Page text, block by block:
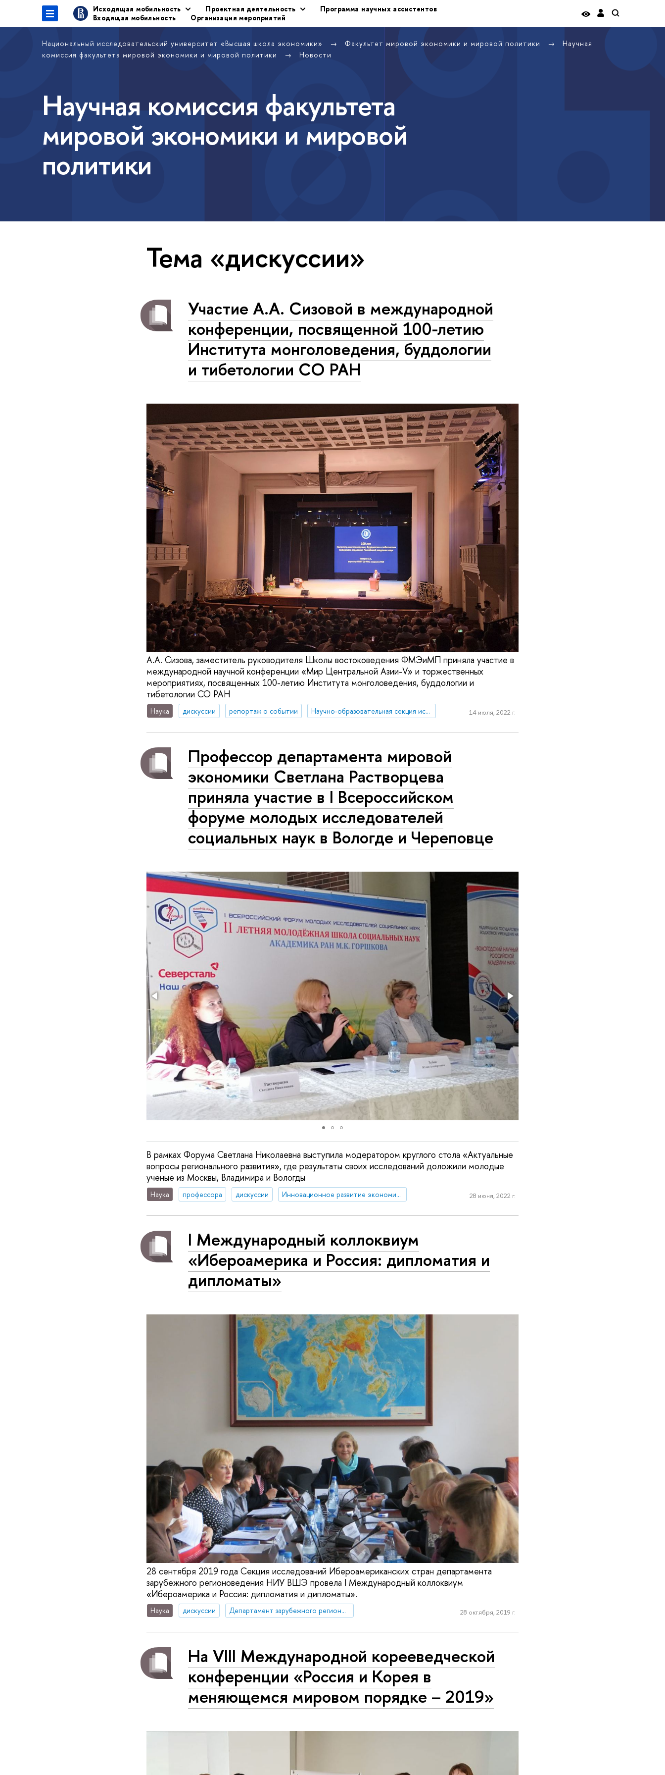
Исходящая мобильность Проектная деятельность
Программа научных ассистентов
Входящая мобильность
Организация мероприятий
Национальный исследовательский университет «Высшая школа экономики» Факультет мировой экономики и мировой политики
Научная
комиссия факультета мировой экономики и мировой политики
Новости
Научная комиссия факультета
мировой экономики и мировой
политики
Тема «дискуссии»
Участие А.А. Сизовой в международной
конференции, посвященной 100-летию
Института монголоведения, буддологии
и тибетологии СО РАН
А.А. Сизова, заместитель руководителя Школы востоковедения ФМЭиМП приняла участие в
международной научной конференции «Мир Центральной Азии-V» и торжественных
мероприятиях, посвященных 100-летию Института монголоведения, буддологии и
тибетологии СО РАН
Наука дискуссии репортаж о событии Научно-образовательная секция исследований Китая 14 июля, 2022 г.
Профессор департамента мировой
экономики Светлана Растворцева
приняла участие в I Всероссийском
форуме молодых исследователей
социальных наук в Вологде и Череповце
В рамках Форума Светлана Николаевна выступила модератором круглого стола «Актуальные
вопросы регионального развития», где результаты своих исследований доложили молодые
ученые из Москвы, Владимира и Вологды
Наука профессора дискуссии Инновационное развитие экономики регионов: международные сравнения 28 июня, 2022 г.
I Международный коллоквиум
«Ибероамерика и Россия: дипломатия и
дипломаты»
28 сентября 2019 года Секция исследований Ибероамериканских стран департамента
зарубежного регионоведения НИУ ВШЭ провела I Международный коллоквиум
«Ибероамерика и Россия: дипломатия и дипломаты».
Наука дискуссии Департамент зарубежного регионоведения 28 октября, 2019 г.
На VIII Международной корееведческой
конференции «Россия и Корея в
меняющемся мировом порядке – 2019»